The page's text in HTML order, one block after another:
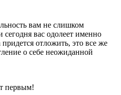
вам не слишком
сегодня вас одолеет именно
отложить, это все же
о себе неожиданной
первым!